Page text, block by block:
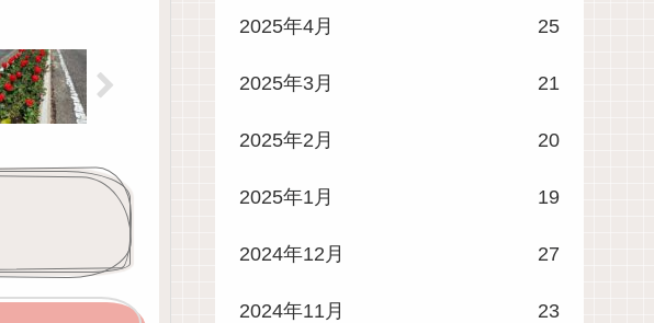
2025年4月 25
2025年3月 21
2025年2月 20
2025年1月 19
2024年12月 27
2024年11月 23